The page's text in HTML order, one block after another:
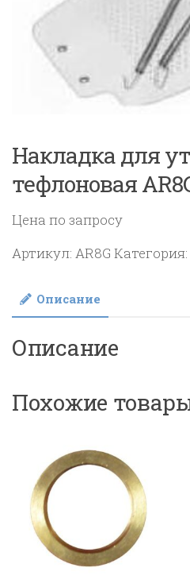
Накладка для
тефлоновая
Цена по запросу
Артикул: AR8G Категория:
Описание
Описание
Похожие